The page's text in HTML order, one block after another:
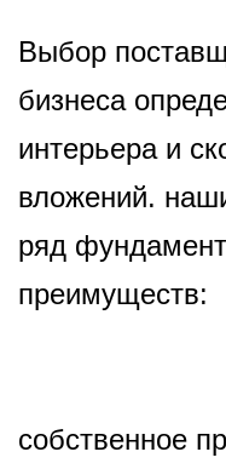
Выбор
бизнеса
интерьера и
вложений.
ряд
преимуществ:
собственное